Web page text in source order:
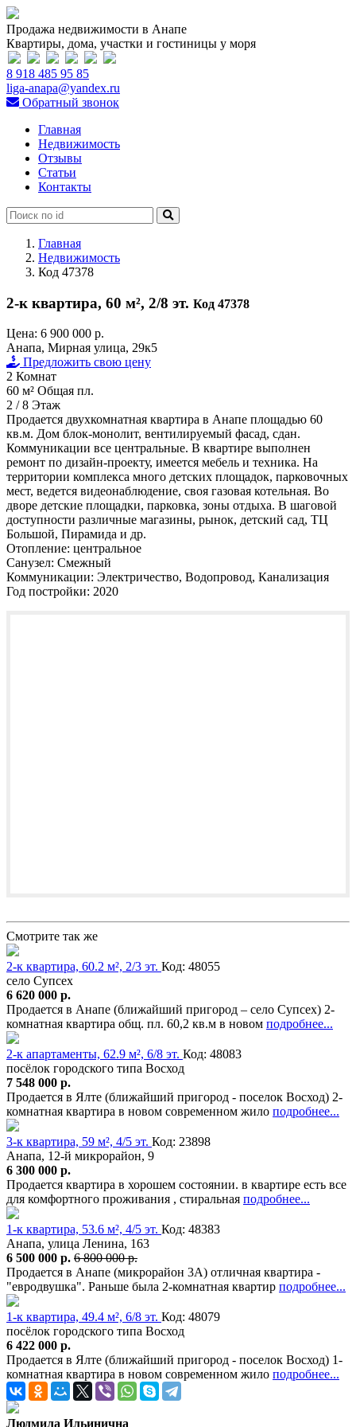
Продажа недвижимости в Анапе
Квартиры, дома, участки и гостиницы у моря
8 918 485 95 85
liga-anapa@yandex.ru
Обратный звонок
Главная
Недвижимость
Отзывы
Статьи
Контакты
Главная
Недвижимость
Код 47378
2-к квартира, 60 м², 2/8 эт. Код 47378
Цена: 6 900 000 р.
Анапа, Мирная улица, 29к5
Предложить свою цену
2 Комнат
60 м² Общая пл.
2 / 8 Этаж
Продается двухкомнатная квартира в Анапе площадью 60
кв.м. Дом блок-монолит, вентилируемый фасад, сдан.
Коммуникации все центральные. В квартире выполнен
ремонт по дизайн-проекту, имеется мебель и техника. На
территории комплекса много детских площадок, парковочных
мест, ведется видеонаблюдение, своя газовая котельная. Во
дворе детские площадки, парковка, зоны отдыха. В шаговой
доступности различные магазины, рынок, детский сад, ТЦ
Большой, Пирамида и др.
Отопление: центральное
Санузел: Смежный
Коммуникации: Электричество, Водопровод, Канализация
Год постройки: 2020
Смотрите так же
2-к квартира, 60.2 м², 2/3 эт. Код: 48055
село Супсех
6 620 000 р.
Продается в Анапе (ближайший пригород – село Супсех) 2-
комнатная квартира общ. пл. 60,2 кв.м в новом подробнее...
2-к апартаменты, 62.9 м², 6/8 эт. Код: 48083
посёлок городского типа Восход
7 548 000 р.
Продается в Ялте (ближайший пригород - поселок Восход) 2-
комнатная квартира в новом современном жило подробнее...
3-к квартира, 59 м², 4/5 эт. Код: 23898
Анапа, 12-й микрорайон, 9
6 300 000 р.
Продается квартира в хорошем состоянии. в квартире есть все
для комфортного проживания , стиральная подробнее...
1-к квартира, 53.6 м², 4/5 эт. Код: 48383
Анапа, улица Ленина, 163
6 500 000 р. 6 800 000 р.
Продается в Анапе (микрорайон 3А) отличная квартира -
"евродвушка". Раньше была 2-комнатная квартир подробнее...
1-к квартира, 49.4 м², 6/8 эт. Код: 48079
посёлок городского типа Восход
6 422 000 р.
Продается в Ялте (ближайший пригород - поселок Восход) 1-
комнатная квартира в новом современном жило подробнее...
Людмила Ильинична